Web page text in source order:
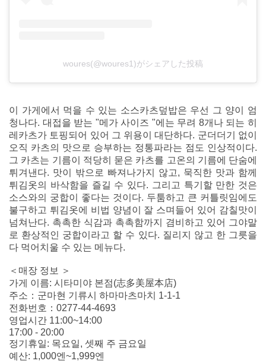
woures(@woures1)がシェアした投稿
이 가게에서 먹을 수 있는 소스카츠덮밥은 우선 그 양이 엄
청나다. 대접을 받는 "메가 사이즈 "에는 무려 8개나 되는 히
레카츠가 토핑되어 있어 그 위용이 대단하다. 군더더기 없이
오직 카츠의 맛으로 승부하는 정통파라는 점도 인상적이다.
그 카츠는 기름이 적당히 묻은 카츠를 고온의 기름에 단숨에
튀겨낸다. 맛이 밖으로 빠져나가지 않고, 묵직한 맛과 함께
튀김옷의 바삭함을 즐길 수 있다. 그리고 특기할 만한 것은
소스와의 궁합이 좋다는 것이다. 두툼하고 큰 커틀릿임에도
불구하고 튀김옷에 비법 양념이 잘 스며들어 있어 감칠맛이
넘쳐난다. 촉촉한 식감과 촉촉함까지 겸비하고 있어 그야말
로 환상적인 궁합이라고 할 수 있다. 질리지 않고 한 그릇을
다 먹어치울 수 있는 메뉴다.
＜매장 정보 ＞
가게 이름: 시타미야 본점(志多美屋本店)
주소：군마현 기류시 하마마츠마치 1-1-1
전화번호：0277-44-4693
영업시간 11:00~14:00
17:00 - 20:00
정기휴일: 목요일, 셋째 주 금요일
예산: 1,000엔~1,999엔